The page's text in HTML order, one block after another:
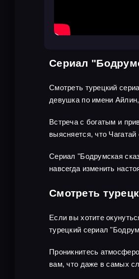
Сериал
Смотреть турецкий
девушка по имени
Встреча с богатым и
выясняется, что
Сериал "Бодрумская
навсегда изменить
Смотреть
Если вы хотите
турецкий сериал
Проникнитесь
вам, что даже в самых